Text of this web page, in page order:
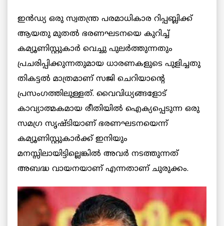
ഇൻഡ്യ ഒരു സ്വതന്ത്ര പരമാധികാര റിപ്പബ്ലിക്ക്
ആയതു മുതല്‍ ഭരണഘടനയെ കുറിച്ച്
കമ്യൂണിസ്റ്റുകാർ വെച്ചു പുലര്‍ത്തുന്നതും
പ്രചരിപ്പിക്കുന്നതുമായ ധാരണകളുടെ പുളിച്ചതു
തികട്ടല്‍ മാത്രമാണ് സജി ചെറിയാന്‍റെ
പ്രസംഗത്തിലുള്ളത്. വൈവിധ്യങ്ങളോട്
കാവ്യാത്മകമായ രീതിയില്‍ ഐക്യപ്പെടുന്ന ഒരു
സമഗ്ര സൃഷ്ടിയാണ് ഭരണഘടനയെന്ന്
കമ്യൂണിസ്റ്റുകാർക്ക് ഇനിയും
മനസ്സിലായിട്ടില്ലെങ്കില്‍ അവര്‍ നടത്തുന്നത്
അബദ്ധ വായനയാണ് എന്നതാണ് ചുരുക്കം.